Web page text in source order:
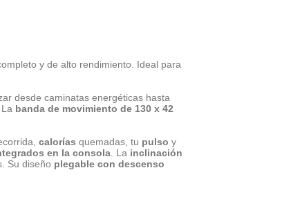
y de alto rendimiento. Ideal para
desde caminatas energéticas hasta
banda de movimiento de 130 x 42
calorías quemadas, tu pulso y
en la consola . La inclinación
Su diseño plegable con descenso